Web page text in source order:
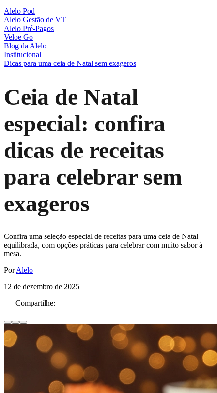
Alelo Pod
Alelo Gestão de VT
Alelo Pré-Pagos
Veloe Go
Blog da Alelo
Institucional
Dicas para uma ceia de Natal sem exageros
Ceia de Natal
especial: confira
dicas de receitas
para celebrar sem
exageros
Confira uma seleção especial de receitas para uma ceia de Natal
equilibrada, com opções práticas para celebrar com muito sabor à
mesa.
PorAlelo
12 de dezembro de 2025
Compartilhe: